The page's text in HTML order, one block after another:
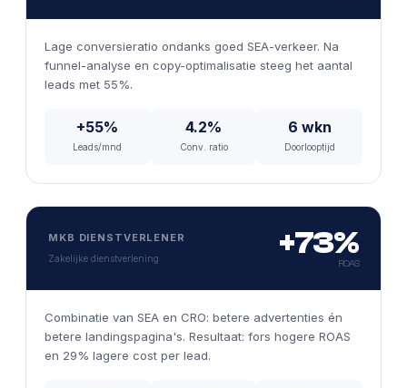
Lage conversieratio ondanks goed SEA-verkeer. Na
funnel-analyse en copy-optimalisatie steeg het aantal
leads met 55%.
+55%
Leads/mnd
4.2%
Conv. ratio
6 wkn
Doorlooptijd
MKB DIENSTVERLENER
Zakelijke dienstverlening +73%
ROAS
Combinatie van SEA en CRO: betere advertenties én
betere landingspagina's. Resultaat: fors hogere ROAS
en 29% lagere cost per lead.